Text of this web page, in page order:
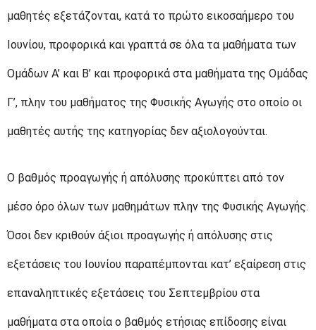
μαθητές εξετάζονται, κατά το πρώτο εικοσαήμερο του
Ιουνίου, προφορικά και γραπτά σε όλα τα μαθήματα των
Ομάδων Α’ και Β’ και προφορικά στα μαθήματα της Ομάδας
Γ’, πλην του μαθήματος της Φυσικής Αγωγής στο οποίο οι
μαθητές αυτής της κατηγορίας δεν αξιολογούνται.
Ο βαθμός προαγωγής ή απόλυσης προκύπτει από τον
μέσο όρο όλων των μαθημάτων πλην της Φυσικής Αγωγής.
Όσοι δεν κριθούν άξιοι προαγωγής ή απόλυσης στις
εξετάσεις του Ιουνίου παραπέμπονται κατ’ εξαίρεση στις
επαναληπτικές εξετάσεις του Σεπτεμβρίου στα
μαθήματα στα οποία ο βαθμός ετήσιας επίδοσης είναι